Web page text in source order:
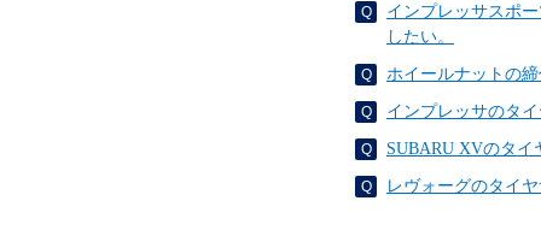
インプレッサスポ
したい。
ホイールナットの
インプレッサのタ
SUBARU XVのタ
レヴォーグのタイ